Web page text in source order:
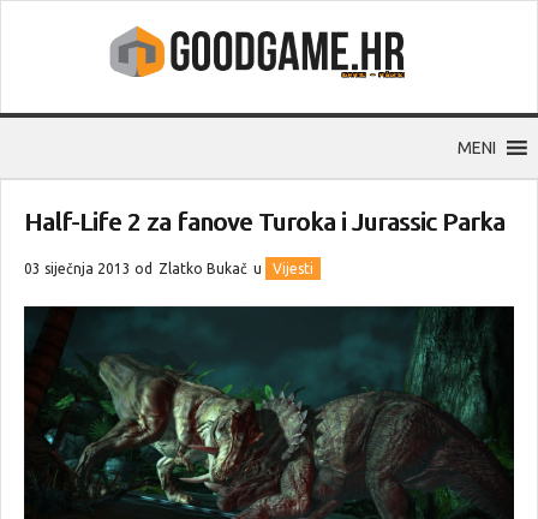
MENI
Half-Life 2 za fanove Turoka i Jurassic Parka
03 siječnja 2013 od Zlatko Bukač u Vijesti